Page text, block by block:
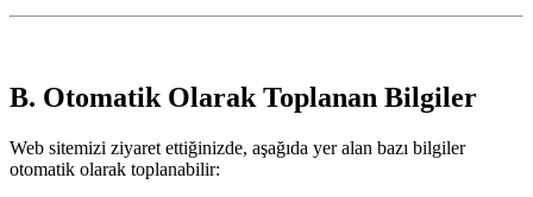
B. Otomatik Olarak Toplanan Bilgiler
Web sitemizi ziyaret ettiğinizde, aşağıda yer alan bazı bilgiler
otomatik olarak toplanabilir: